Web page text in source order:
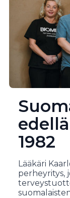
1982
Lääkäri
perheyritys,